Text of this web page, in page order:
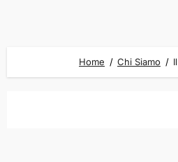
Home Chi Siamo